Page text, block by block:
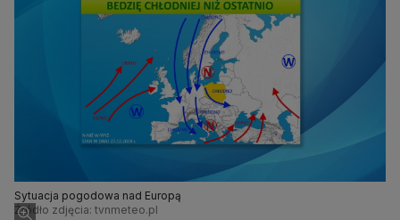
Sytuacja pogodowa nad Europą
Źródło zdjęcia: tvnmeteo.pl